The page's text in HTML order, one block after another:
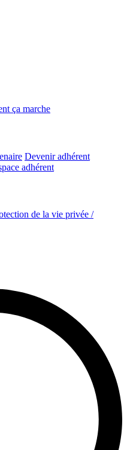
ça marche
Devenir adhérent
adhérent
de la vie privée /